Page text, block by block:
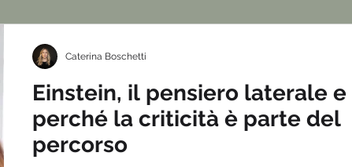
Einstein, il pensiero laterale e
perché la criticità è parte del
percorso
Caterina Boschetti